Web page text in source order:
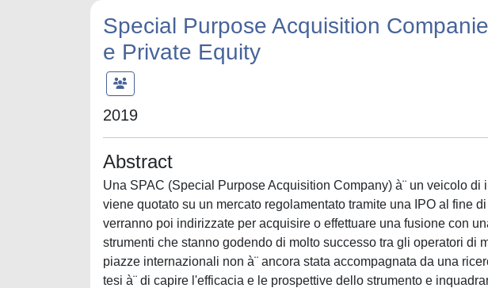
Special Purpose Acquisition
e Private Equity
2019
Abstract
Una SPAC (Special Purpose Acquisition Company) à¨ un veicolo
viene quotato su un mercato regolamentato tramite una IPO al fine
verranno poi indirizzate per acquisire o effettuare una fusione con
strumenti che stanno godendo di molto successo tra gli operatori di
piazze internazionali non à¨ ancora stata accompagnata da una
tesi à¨ di capire l'efficacia e le prospettive dello strumento e